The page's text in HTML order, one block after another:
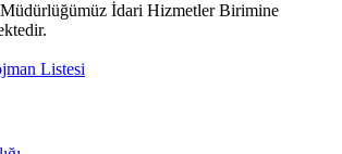
İdari Hizmetler Birimine
Listesi